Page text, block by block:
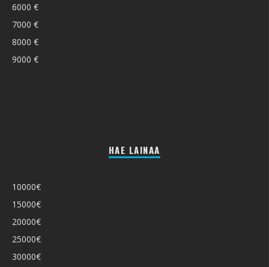
6000 €
7000 €
8000 €
9000 €
HAE LAINAA
10000€
15000€
20000€
25000€
30000€